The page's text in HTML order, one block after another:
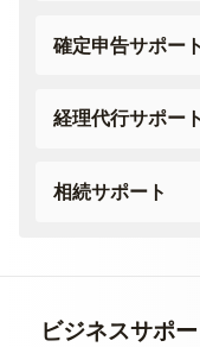
確定申告サポート
経理代行サポート
相続サポート
ビジネスサポー